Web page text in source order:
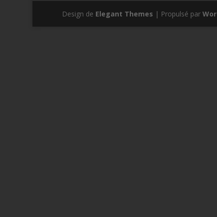
Design de Elegant Themes | Propulsé par